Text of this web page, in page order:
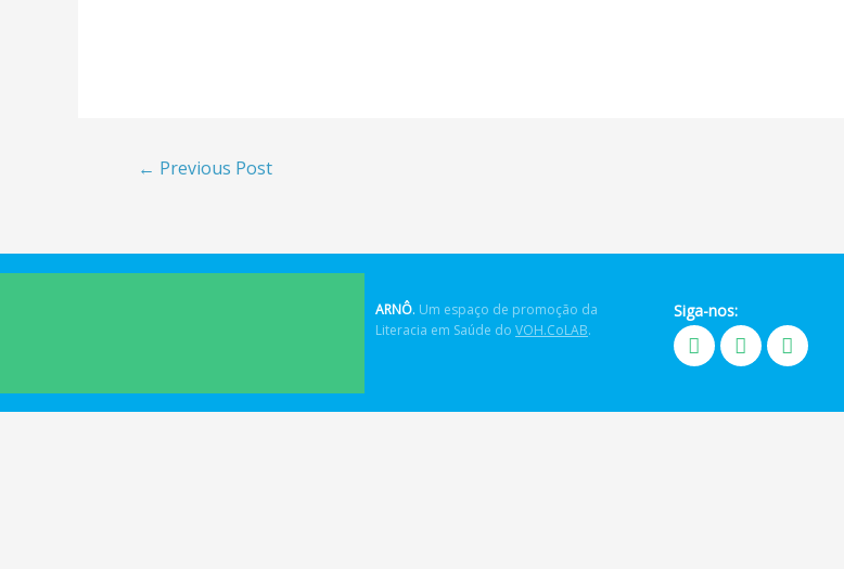
← Previous Post
ARNÔ. Um espaço de promoção da
Literacia em Saúde do VOH.CoLAB.
Siga-nos: